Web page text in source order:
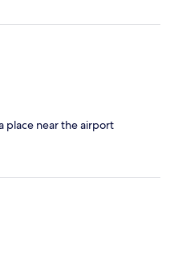
place near the airport